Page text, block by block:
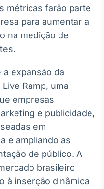
APIs para
e
dados
Cotações e
de
notícias
Widgets
conteúdos e
métricas farão parte
para aumentar a
na medição de
expansão da
Ramp, uma
empresas
e publicidade,
em
e ampliando as
de público. A
brasileiro
à inserção dinâmica